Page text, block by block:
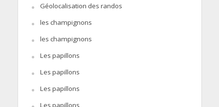
Géolocalisation des randos
les champignons
les champignons
Les papillons
Les papillons
Les papillons
Les papillons